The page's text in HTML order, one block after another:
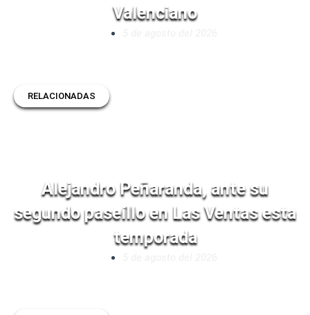
Valenciano
RELACIONADAS
Alejandro Peñaranda, ante su
segundo paseíllo en Las Ventas esta
temporada